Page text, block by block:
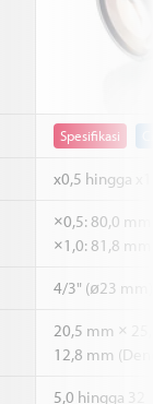
Spesifikasi
x0,5 hingga
×0,5: 80,0 mm
×1,0: 81,8
4/3" (ø23 mm)
20,5 mm ×
12,8 mm
5,0 hingga 32